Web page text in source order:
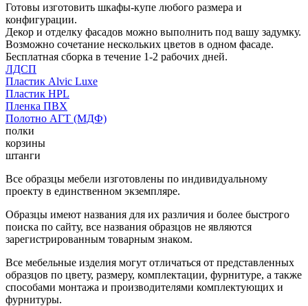
Готовы изготовить шкафы-купе любого размера и
конфигурации.
Декор и отделку фасадов можно выполнить под вашу задумку.
Возможно сочетание нескольких цветов в одном фасаде.
Бесплатная сборка в течение 1-2 рабочих дней.
ЛДСП
Пластик Alvic Luxe
Пластик HPL
Пленка ПВХ
Полотно АГТ (МДФ)
полки
корзины
штанги
Все образцы мебели изготовлены по индивидуальному
проекту в единственном экземпляре.
Образцы имеют названия для их различия и более быстрого
поиска по сайту, все названия образцов не являются
зарегистрированным товарным знаком.
Все мебельные изделия могут отличаться от представленных
образцов по цвету, размеру, комплектации, фурнитуре, а также
способами монтажа и производителями комплектующих и
фурнитуры.